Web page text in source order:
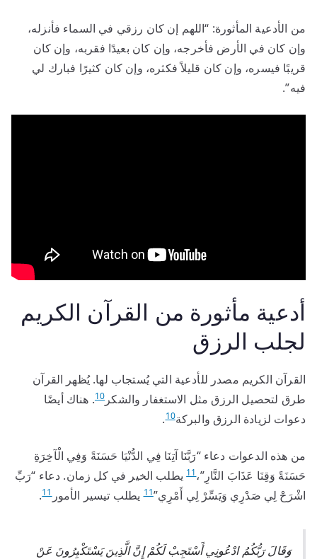
من الأدعية المأثورة: “اللهم إن كان رزقي في السماء فأنزله،
وإن كان في الأرض فأخرجه، وإن كان بعيدًا فقربه، وإن كان
قريبًا فيسره، وإن كان قليلاً فكثره، وإن كان كثيرًا فبارك لي
فيه”.
أدعية مأثورة من القرآن الكريم
لجلب الرزق
القرآن الكريم مصدر للأدعية التي يُستجاب لها. يُظهر القرآن
طرق لتحصيل الرزق مثل الاستغفار والشكر10. هناك أيضًا
دعوات لزيادة الرزق والبركة10
.
من هذه الدعوات دعاء “رَبَّنَا آتِنَا فِي الدُّنْيَا حَسَنَةً وَفِي الْآخِرَةِ
حَسَنَةً وَقِنَا عَذَابَ النَّارِ”،11يطلب الخير في كل زمان. دعاء “رَبِّ
اشْرَحْ لِي صَدْرِي وَيَسِّرْ لِي أَمْرِي”11يطلب تيسير الأمور11
.
وَقَالَ رَبُّكُمُ ادْعُونِي أَسْتَجِبْ لَكُمْ إِنَّ الَّذِينَ يَسْتَكْبِرُونَ عَنْ